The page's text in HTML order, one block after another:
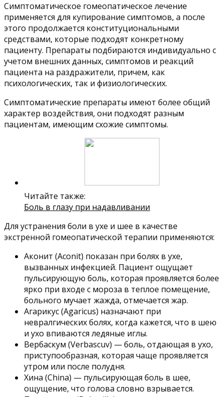
Симптоматическое гомеопатическое лечение
применяется для купирование симптомов, а после
этого продолжается конституциональными
средствами, которые подходят конкретному
пациенту. Препараты подбираются индивидуально с
учетом внешних данных, симптомов и реакций
пациента на раздражители, причем, как
психологических, так и физиологических.
Симптоматические препараты имеют более общий
характер воздействия, они подходят разным
пациентам, имеющим схожие симптомы.
Читайте также:
Боль в глазу при надавливании
Для устранения боли в ухе и шее в качестве
экстренной гомеопатической терапии применяются:
Аконит (Aconit) показан при болях в ухе,
вызванных инфекцией. Пациент ощущает
пульсирующую боль, которая проявляется более
ярко при входе с мороза в теплое помещение,
больного мучает жажда, отмечается жар.
Агарикус (Agaricus) назначают при
невралгических болях, когда кажется, что в шею
и ухо впиваются ледяные иглы.
Вербаскум (Verbascuv) — боль, отдающая в ухо,
приступообразная, которая чаще проявляется
утром или после полудня.
Хина (China) — пульсирующая боль в шее,
ощущение, что голова словно взрывается.